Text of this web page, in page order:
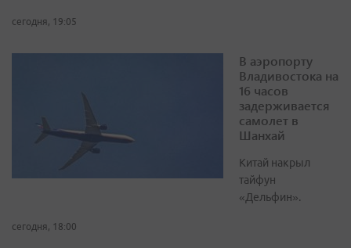
сегодня, 19:05
В аэропорту
Владивостока на
16 часов
задерживается
самолет в
Шанхай
Китай накрыл
тайфун
«Дельфин».
сегодня, 18:00